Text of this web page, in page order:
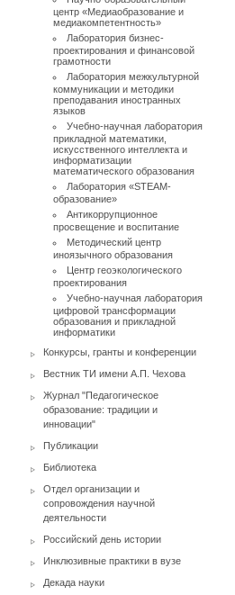
центр «Медиаобразование и
медиакомпетентность»
Лаборатория бизнес-
проектирования и финансовой
грамотности
Лаборатория межкультурной
коммуникации и методики
преподавания иностранных
языков
Учебно-научная лаборатория
прикладной математики,
искусственного интеллекта и
информатизации
математического образования
Лаборатория «STEAM-
образование»
Антикоррупционное
просвещение и воспитание
Методический центр
иноязычного образования
Центр геоэкологического
проектирования
Учебно-научная лаборатория
цифровой трансформации
образования и прикладной
информатики
Конкурсы, гранты и конференции
Вестник ТИ имени А.П. Чехова
Журнал "Педагогическое
образование: традиции и
инновации"
Публикации
Библиотека
Отдел организации и
сопровождения научной
деятельности
Российский день истории
Инклюзивные практики в вузе
Декада науки